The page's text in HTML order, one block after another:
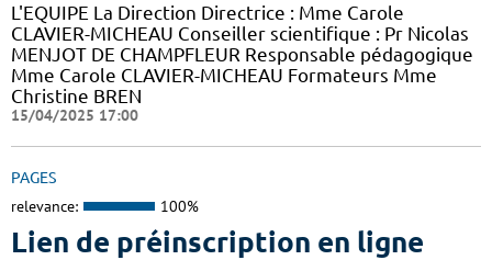
L'EQUIPE La Direction Directrice : Mme Carole
CLAVIER-MICHEAU Conseiller scientifique : Pr Nicolas
MENJOT DE CHAMPFLEUR Responsable pédagogique
Mme Carole CLAVIER-MICHEAU Formateurs Mme
Christine BREN
15/04/2025 17:00
PAGES
relevance: 100%
Lien de préinscription en ligne